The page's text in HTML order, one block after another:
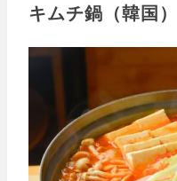
キムチ鍋（韓国）